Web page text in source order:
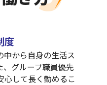
度
中から自身の生活ス
グループ職員優先
心して長く勤めるこ